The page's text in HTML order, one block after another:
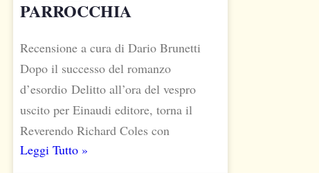
PARROCCHIA
Recensione a cura di Dario Brunetti
Dopo il successo del romanzo
d’esordio Delitto all’ora del vespro
uscito per Einaudi editore, torna il
Reverendo Richard Coles con
Leggi Tutto »